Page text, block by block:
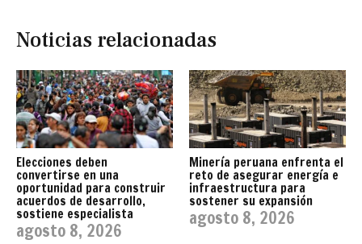
Noticias relacionadas
Elecciones deben
convertirse en una
oportunidad para construir
acuerdos de desarrollo,
sostiene especialista
agosto 8, 2026
Minería peruana enfrenta el
reto de asegurar energía e
infraestructura para
sostener su expansión
agosto 8, 2026